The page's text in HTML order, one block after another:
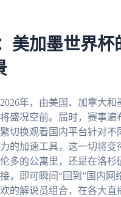
美加墨世界杯
年，由美国、加拿大和
盛况空前。届时，赛事遍
切换观看国内平台针对不
的加速工具，这一切将变
多的公寓里，还是在洛杉
，即可瞬间“回到”国内网
的解说员组合，在各大直